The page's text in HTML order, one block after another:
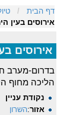
דף הבית
/
אירוסים בעין
אירוסים
בדרום-מערב
הליכה מחוף
נקודת עניין
אזור:השרון